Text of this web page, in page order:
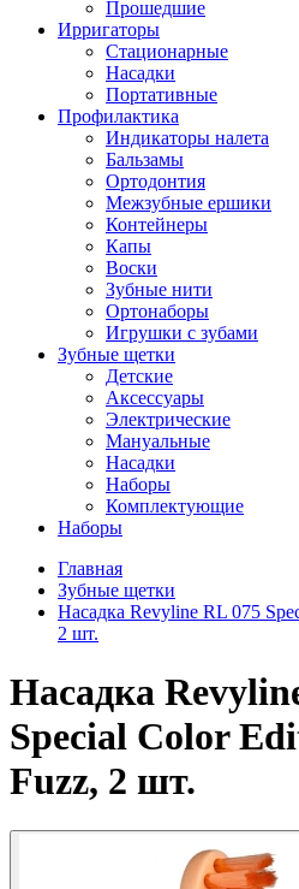
Прошедшие
Ирригаторы
Стационарные
Насадки
Портативные
Профилактика
Индикаторы налета
Бальзамы
Ортодонтия
Межзубные ершики
Контейнеры
Капы
Воски
Зубные нити
Ортонаборы
Игрушки с зубами
Зубные щетки
Детские
Аксессуары
Электрические
Мануальные
Насадки
Наборы
Комплектующие
Наборы
Главная
Зубные щетки
Насадка Revyline RL 075
2 шт.
Насадка
Special Color
Fuzz, 2 шт.